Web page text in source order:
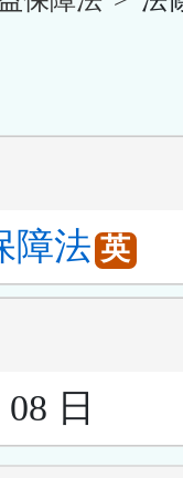
障法 英
日